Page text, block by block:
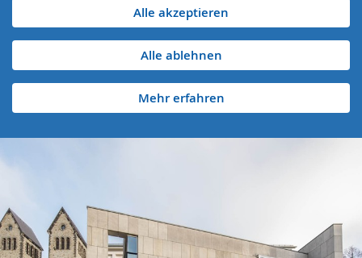
Alle akzeptieren
Alle ablehnen
Mehr erfahren